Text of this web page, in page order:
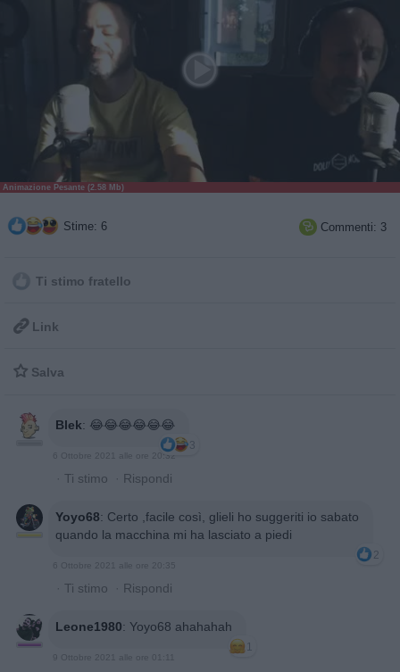
Animazione Pesante (2.58 Mb)
Stime: 6  Commenti: 3
Ti stimo fratello
 Link
 Salva
Blek: 😂😂😂😂😂😂
3
6 Ottobre 2021 alle ore 20:32
· Ti stimo · Rispondi
Yoyo68: Certo ,facile così, glieli ho suggeriti io sabato
quando la macchina mi ha lasciato a piedi
2
· Ti stimo · Rispondi
Leone1980: Yoyo68 ahahahah
1
9 Ottobre 2021 alle ore 01:11